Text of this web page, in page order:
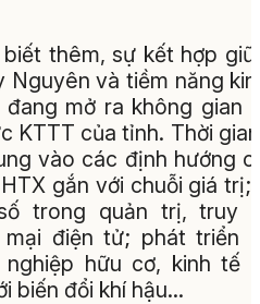
thêm, sự kết hợp
Nguyên và tiềm năng
đang mở ra không gian
KTTT của tỉnh. Thời
vào các định hướng
gắn với chuỗi giá trị;
trong quản trị, truy
mại điện tử; phát triển
hữu cơ, kinh tế
biến đổi khí hậu…